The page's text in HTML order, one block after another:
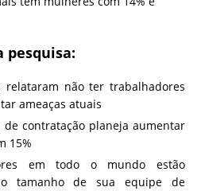
pesquisa:
relataram não ter trabalhadores
ameaças atuais
contratação planeja aumentar
15%
em todo o mundo estão
o tamanho de sua equipe de